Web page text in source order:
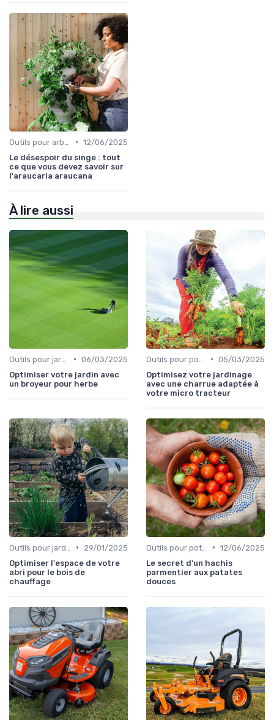
• 12/06/2025
Le désespoir du singe : tout
ce que vous devez savoir sur
l'araucaria araucana
À lire aussi
• 06/03/2025
Optimiser votre jardin avec
un broyeur pour herbe
• 05/03/2025
Optimisez votre jardinage
avec une charrue adaptée à
votre micro tracteur
•
29/01/2025
Optimiser l'espace de votre
abri pour le bois de
chauffage
• 12/06/2025
Le secret d'un hachis
parmentier aux patates
douces